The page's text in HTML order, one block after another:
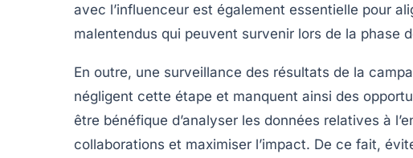
avec l’influenceur est également essentielle pour
malentendus qui peuvent survenir lors de la phase
En outre, une surveillance des résultats de la
négligent cette étape et manquent ainsi des
être bénéfique d’analyser les données relatives à
collaborations et maximiser l’impact. De ce fait,